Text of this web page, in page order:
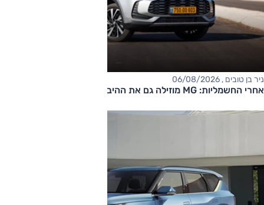
ניר בן טובים , 06/08/2026
אחרי החשמליות: MG מוזילה גם את ההיברידיות